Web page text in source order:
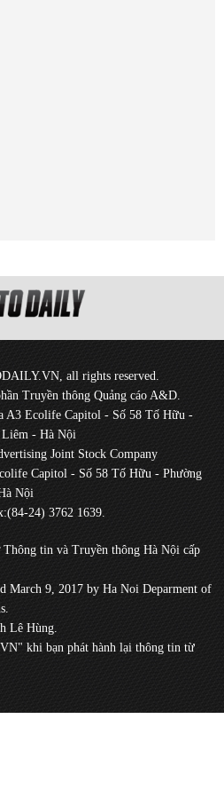
all rights reserved.
Truyền thông Quảng cáo A&D.
A3 Ecolife Capitol - Số 58 Tố Hữu -
- Hà Nội
Joint Stock Company
Capitol - Số 58 Tố Hữu - Phường
Nội
24) 3762 1639.
tin và Truyền thông Hà Nội cấp
March 9, 2017 by Ha Noi Deparment of
Lê Hùng.
khi bạn phát hành lại thông tin từ